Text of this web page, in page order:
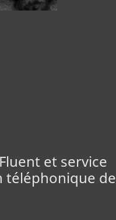
et service
de